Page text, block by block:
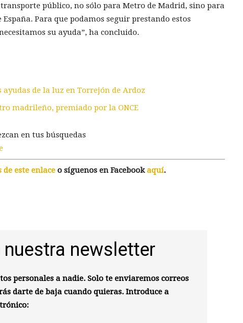
público, no sólo para Metro de Madrid, sino para
Para que podamos seguir prestando estos
su ayuda”, ha concluido.
de la luz en Torrejón de Ardoz
madrileño, premiado por la ONCE
en tus búsquedas
de este enlace o síguenos en Facebookaquí.
newsletter
personales a nadie. Solo te enviaremos correos
darte de baja cuando quieras. Introduce a